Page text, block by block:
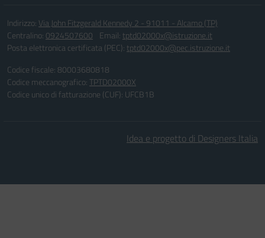
Indirizzo: Via John Fitzgerald Kennedy 2 - 91011 - Alcamo (TP)
Centralino: 0924507600 Email: tptd02000x@istruzione.it
Posta elettronica certificata (PEC): tptd02000x@pec.istruzione.it
Codice fiscale: 80003680818
Codice meccanografico:TPTD02000X
Codice unico di fatturazione (CUF): UFCB1B
Idea e progetto di Designers Italia